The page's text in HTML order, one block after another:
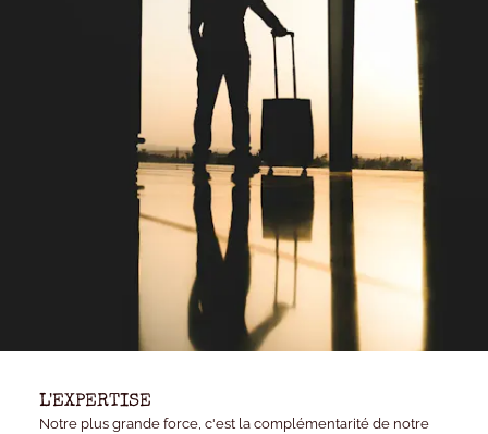
L'EXPERTISE
Notre plus grande force, c'est la complémentarité de notre